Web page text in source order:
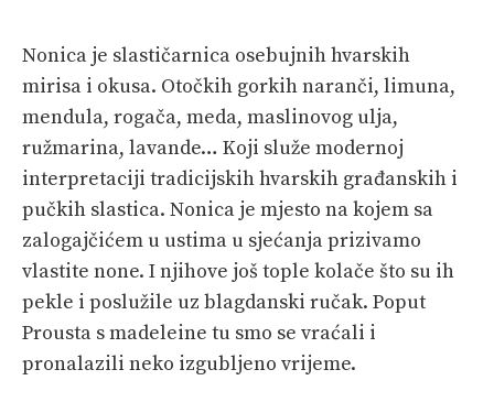
SHOP
Nonica je slastičarnica osebujnih hvarskih
mirisa i okusa. Otočkih gorkih naranči, limuna,
mendula, rogača, meda, maslinovog ulja,
ružmarina, lavande… Koji služe modernoj
interpretaciji tradicijskih hvarskih građanskih i
pučkih slastica. Nonica je mjesto na kojem sa
zalogajčićem u ustima u sjećanja prizivamo
vlastite none. I njihove još tople kolače što su ih
pekle i poslužile uz blagdanski ručak. Poput
Prousta s madeleine tu smo se vraćali i
pronalazili neko izgubljeno vrijeme.